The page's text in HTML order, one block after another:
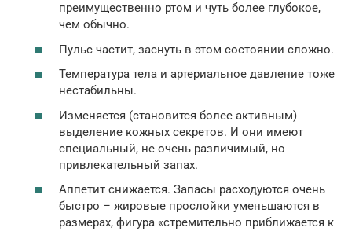
преимущественно ртом и чуть более глубокое,
чем обычно.
Пульс частит, заснуть в этом состоянии сложно.
Температура тела и артериальное давление тоже
нестабильны.
Изменяется (становится более активным)
выделение кожных секретов. И они имеют
специальный, не очень различимый, но
привлекательный запах.
Аппетит снижается. Запасы расходуются очень
быстро – жировые прослойки уменьшаются в
размерах, фигура «стремительно приближается к